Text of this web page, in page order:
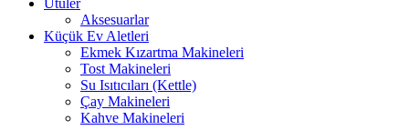
Ütüler
Aksesuarlar
Küçük Ev Aletleri
Ekmek Kızartma Makineleri
Tost Makineleri
Su Isıtıcıları (Kettle)
Çay Makineleri
Kahve Makineleri